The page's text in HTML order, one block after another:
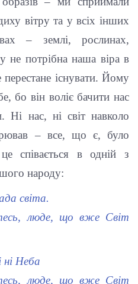
вітру та у всіх інших
– землі, рослинах,
не потрібна наша віра в
існувати. Йому
бо він воліє бачити нас
Ні нас, ні світ навколо
– все, що є, було
співається в одній з
народу:
світа.
люде, що вже Світ
ні Неба
люде, що вже Світ